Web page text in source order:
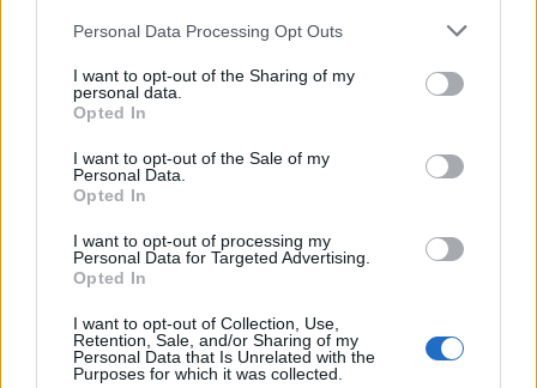
Please note that this website/app uses one or more Google
not limited to your visit or usage behaviour. You may click to
grant or deny consent to Google and its third-party tags to
use your data for below specified purposes in below Google
consent section.
Personal Data Processing Opt Outs
I want to opt-out of the Sharing of my
personal data.
Opted In
I want to opt-out of the Sale of my
Personal Data.
Opted In
I want to opt-out of processing my
Personal Data for Targeted Advertising.
Opted In
I want to opt-out of Collection, Use,
Retention, Sale, and/or Sharing of my
Personal Data that Is Unrelated with the
Purposes for which it was collected.